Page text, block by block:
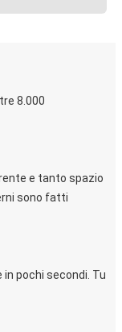
8.000
e tanto spazio
sono fatti
pochi secondi. Tu